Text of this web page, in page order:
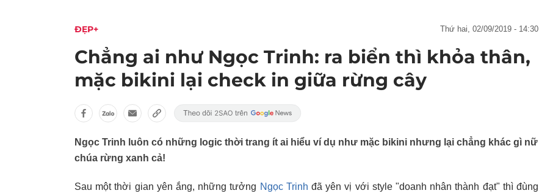
ĐẸP+ thứ hai, 02/09/2019 - 14:30
Chẳng ai như Ngọc Trinh: ra biển thì khỏa thân,
mặc bikini lại check in giữa rừng cây
Ngọc Trinh luôn có những logic thời trang ít ai hiểu ví dụ như mặc bikini nhưng lại chẳng khác gì nữ
chúa rừng xanh cả!
Sau một thời gian yên ắng, những tưởng Ngọc Trinh đã yên vị với style "doanh nhân thành đạt" thì đùng